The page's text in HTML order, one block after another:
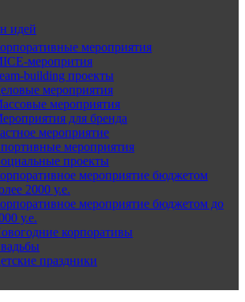
идей
мероприятия
меропрития
building проекты
мероприятия
мероприятия
для бренда
мероприятие
мероприятия
проекты
мероприятие бюджетом
2000 у.е.
мероприятие бюджетом до
у.е.
корпоративы
праздники